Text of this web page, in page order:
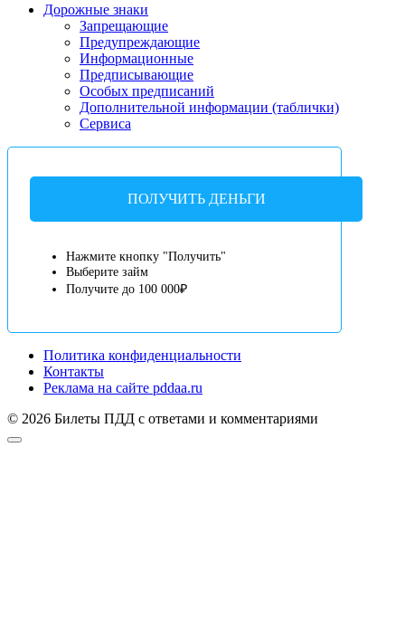
Дорожные знаки
Запрещающие
Предупреждающие
Информационные
Предписывающие
Особых предписаний
Дополнительной информации (таблички)
Сервиса
ПОЛУЧИТЬ ДЕНЬГИ
Нажмите кнопку "Получить"
Выберите займ
Получите до 100 000₽
Политика конфиденциальности
Контакты
Реклама на сайте pddaa.ru
© 2026 Билеты ПДД с ответами и комментариями